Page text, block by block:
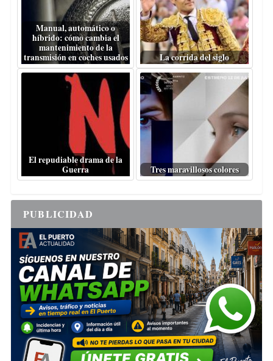
Manual, automático o
híbrido: cómo cambia el
mantenimiento de la
transmisión en coches usados
La corrida del siglo
El repudiable drama de la
Guerra
Tres maravillosos colores
PUBLICIDAD